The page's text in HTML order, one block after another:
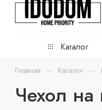
Каталог
Главная — Каталог —
Чехол на